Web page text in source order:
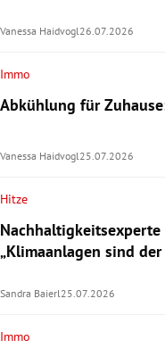
Vanessa Haidvogl26.07.2026
Immo
Abkühlung für
Vanessa Haidvogl25.07.2026
Hitze
„Klimaanlagen sind der
Sandra Baierl25.07.2026
Immo